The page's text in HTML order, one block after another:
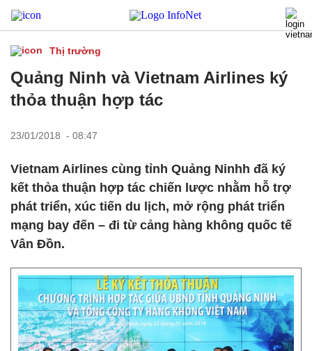
Thị trường
Quảng Ninh và Vietnam Airlines ký
thỏa thuận hợp tác
23/01/2018 - 08:47
Vietnam Airlines cùng tỉnh Quảng Ninhh đã ký
kết thỏa thuận hợp tác chiến lược nhằm hỗ trợ
phát triển, xúc tiến du lịch, mở rộng phát triển
mạng bay đến – đi từ cảng hàng không quốc tế
Vân Đồn.